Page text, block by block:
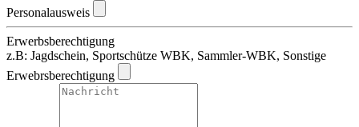
Personalausweis
Erwerbsberechtigung
z.B: Jagdschein, Sportschütze WBK, Sammler-WBK, Sonstige
Erwebrsberechtigung